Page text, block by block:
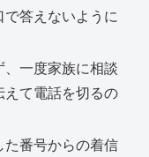
答えないように
、一度家族に相談
えて電話を切るの
た番号からの着信